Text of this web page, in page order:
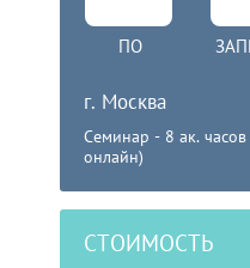
ПО
г. Москва
Семинар - 8 ак.
онлайн)
СТОИМОСТЬ